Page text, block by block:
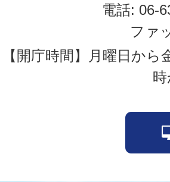
電話: 06-
ファ
【開庁時間】月曜日か